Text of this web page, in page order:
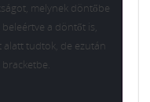
melynek döntőbe
a döntőt is,
alatt tudtok, de ezután